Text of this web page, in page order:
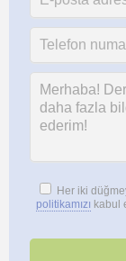
Her iki
politikamızı kabul